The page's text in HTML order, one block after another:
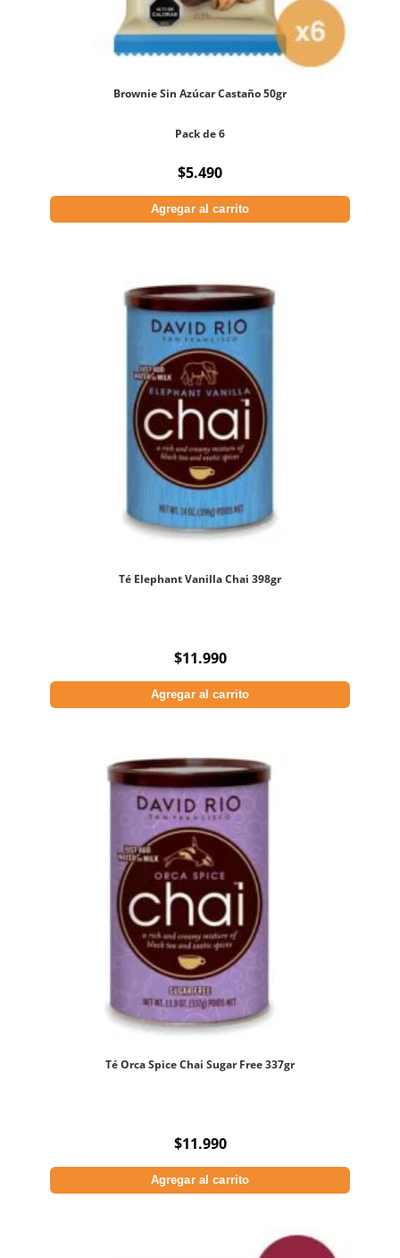
Brownie Sin Azúcar Castaño 50gr
Pack de 6
$5.490
Agregar al carrito
Té Elephant Vanilla Chai 398gr
$11.990
Agregar al carrito
Té Orca Spice Chai Sugar Free 337gr
$11.990
Agregar al carrito